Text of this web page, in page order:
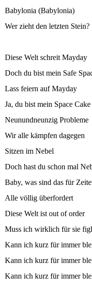
Babylonia (Babylonia)
Wer zieht den letzten Stein?
Diese Welt schreit Mayday
Doch du bist mein Safe
Lass feiern auf Mayday
Ja, du bist mein Space Cake
Neunundneunzig Probleme
Wir alle kämpfen dagegen
Sitzen im Nebel
Doch hast du schon mal
Baby, was sind das für
Alle völlig überfordert
Diese Welt ist out of order
Muss ich wirklich für sie
Kann ich kurz für immer
Kann ich kurz für immer
Kann ich kurz für immer